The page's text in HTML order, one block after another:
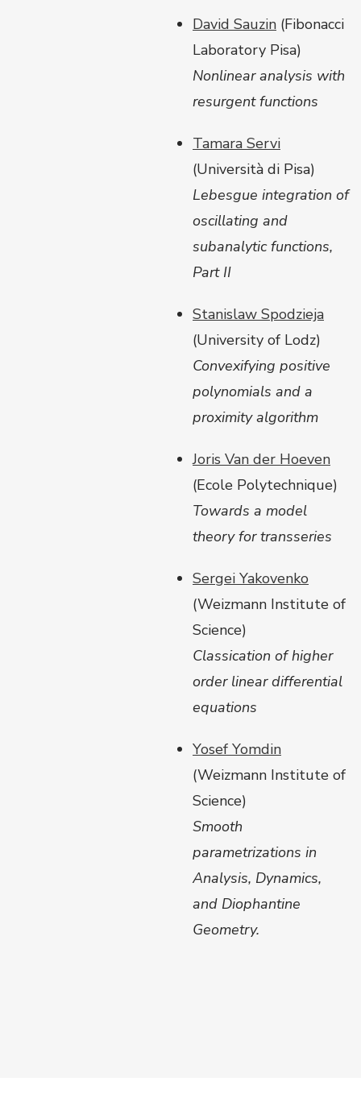
David Sauzin (Fibonacci
Laboratory Pisa)
Nonlinear analysis with
resurgent functions
Tamara Servi
(Università di Pisa)
Lebesgue integration of
oscillating and
subanalytic functions,
Part II
Stanislaw Spodzieja
(University of Lodz)
Convexifying positive
polynomials and a
proximity algorithm
Joris Van der Hoeven
(Ecole Polytechnique)
Towards a model
theory for transseries
Sergei Yakovenko
(Weizmann Institute of
Science)
Classication of higher
order linear differential
equations
Yosef Yomdin
(Weizmann Institute of
Science)
Smooth
parametrizations in
Analysis, Dynamics,
and Diophantine
Geometry.